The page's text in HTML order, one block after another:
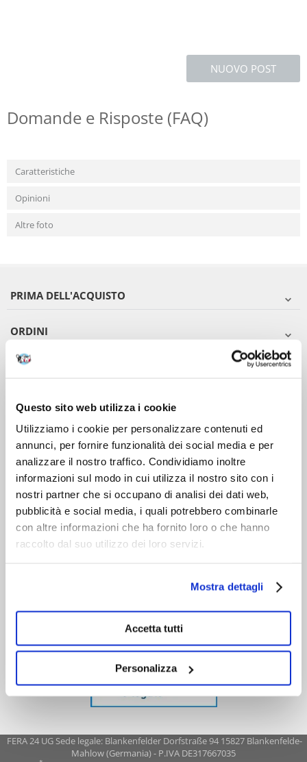
Questo sito web utilizza i cookie
Utilizziamo i cookie per personalizzare contenuti ed
annunci, per fornire funzionalità dei social media e per
analizzare il nostro traffico. Condividiamo inoltre
informazioni sul modo in cui utilizza il nostro sito con i
nostri partner che si occupano di analisi dei dati web,
pubblicità e social media, i quali potrebbero combinarle
con altre informazioni che ha fornito loro o che hanno
raccolto dal suo utilizzo dei loro servizi.
Mostra dettagli
Accetta tutti
Personalizza
NUOVO POST
Domande e Risposte (FAQ)
Caratteristiche
Opinioni
Altre foto
PRIMA DELL'ACQUISTO
ORDINI
DOPO L'ACQUISTO
VIENI A CONOSCERCI
FERA 24 UG Sede legale: Blankenfelder Dorfstraße 94 15827 Blankenfelde-
Mahlow (Germania) - P.IVA DE317667035